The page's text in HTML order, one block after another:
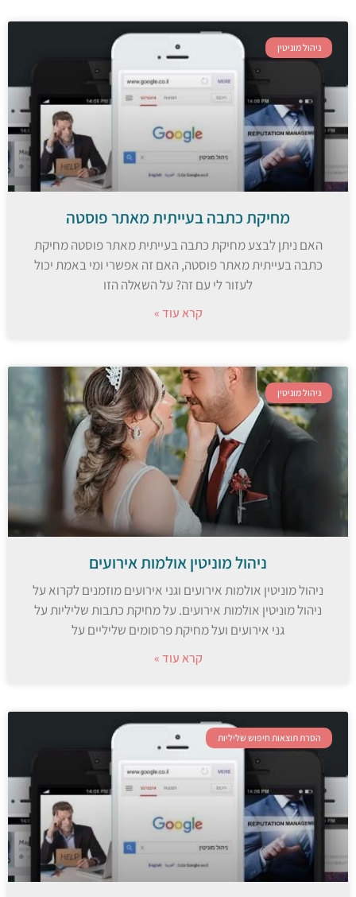
ניהול מוניטין
מחיקת כתבה בעייתית מאתר פוסטה
האם ניתן לבצע מחיקת כתבה בעייתית מאתר פוסטה מחיקת
כתבה בעייתית מאתר פוסטה, האם זה אפשרי ומי באמת יכול
לעזור לי עם זה? על השאלה הזו
קרא עוד »
ניהול מוניטין
ניהול מוניטין אולמות אירועים
ניהול מוניטין אולמות אירועים וגני אירועים מוזמנים לקרוא על
ניהול מוניטין אולמות אירועים. על מחיקת כתבות שליליות על
גני אירועים ועל מחיקת פרסומים שליליים על
קרא עוד »
הסרת תוצאות חיפוש שליליות